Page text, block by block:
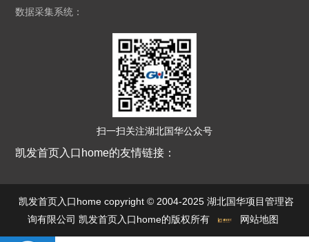
数据采集系统：
扫一扫关注湖北国华公众号
凯发首页入口home的友情链接：
凯发首页入口home copyright © 2004-2025 湖北国华项目管理咨
询有限公司 凯发首页入口home的版权所有
网站地图